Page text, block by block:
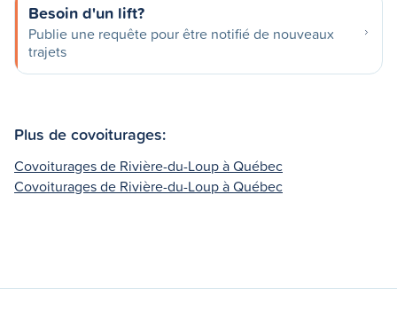
Besoin d'un lift?
Publie une requête pour être notifié de nouveaux
trajets
Plus de covoiturages:
Covoiturages de Rivière-du-Loup à Québec
Covoiturages de Rivière-du-Loup à Québec